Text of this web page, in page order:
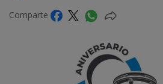
Comparte